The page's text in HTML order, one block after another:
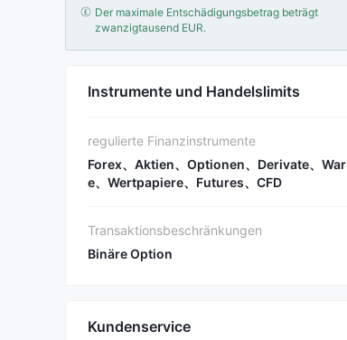
Der maximale Entschädigungsbetrag beträgt
zwanzigtausend EUR.
Instrumente und Handelslimits
regulierte Finanzinstrumente
Forex、Aktien、Optionen、Derivate、War
e、Wertpapiere、Futures、CFD
Transaktionsbeschränkungen
Binäre Option
Kundenservice